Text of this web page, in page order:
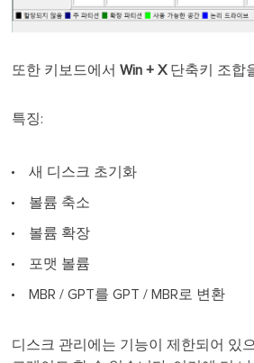
또한 키보드에서Win + X단축키 조합
특징:
새 디스크 초기화
볼륨 축소
볼륨 확장
포맷 볼륨
MBR / GPT를 GPT / MBR로 변환
디스크 관리에는 기능이 제한되어 있